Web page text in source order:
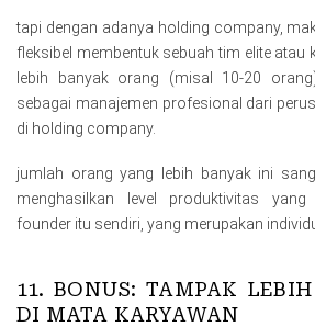
tapi dengan adanya holding company,
fleksibel membentuk sebuah tim elite atau
lebih banyak orang (misal 10-20
sebagai manajemen profesional dari
di holding company.
jumlah orang yang lebih banyak ini
menghasilkan level produktivitas
founder itu sendiri, yang merupakan
11. BONUS: TAMPAK
DI MATA KARYAWAN